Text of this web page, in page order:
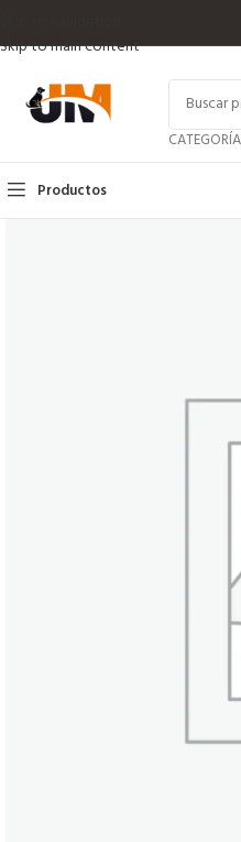
Skip to main content
Productos